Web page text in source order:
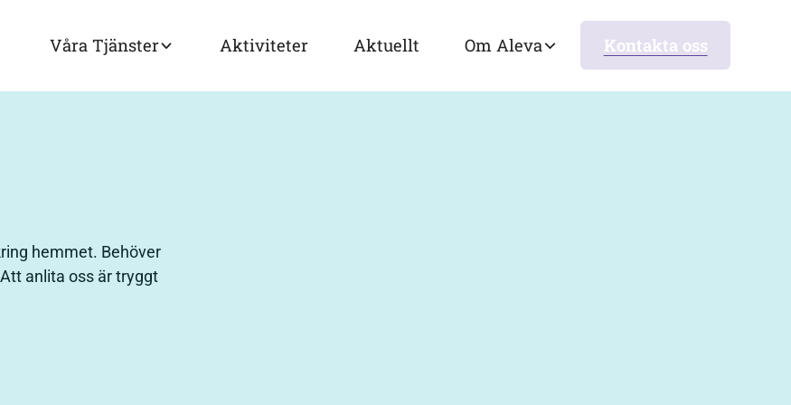
Våra Tjänster Aktiviteter Aktuellt Om Aleva Kontakta oss
hemmet. Behöver
anlita oss är tryggt